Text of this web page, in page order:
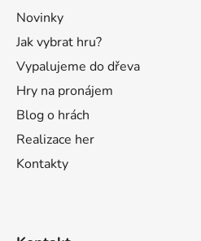
Novinky
Jak vybrat hru?
Vypalujeme do dřeva
Hry na pronájem
Blog o hrách
Realizace her
Kontakty